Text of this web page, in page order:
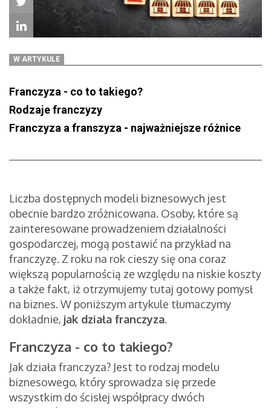
W ARTYKULE
Franczyza - co to takiego?
Rodzaje franczyzy
Franczyza a franszyza - najważniejsze różnice
Liczba dostępnych modeli biznesowych jest
obecnie bardzo zróżnicowana. Osoby, które są
zainteresowane prowadzeniem działalności
gospodarczej, mogą postawić na przykład na
franczyzę. Z roku na rok cieszy się ona coraz
większą popularnością ze względu na niskie koszty
a także fakt, iż otrzymujemy tutaj gotowy pomysł
na biznes. W poniższym artykule tłumaczymy
dokładnie, jak działa franczyza.
Franczyza - co to takiego?
Jak działa franczyza? Jest to rodzaj modelu
biznesowego, który sprowadza się przede
wszystkim do ścisłej współpracy dwóch